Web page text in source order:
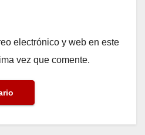
electrónico y web en este
vez que comente.